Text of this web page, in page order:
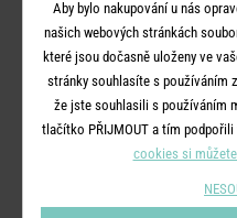
Aby bylo nakupování u nás
našich webových stránkách
které jsou dočasně uloženy ve
stránky souhlasíte s používáním
že jste souhlasili s používáním
tlačítko PŘIJMOUT a tím
cookies si